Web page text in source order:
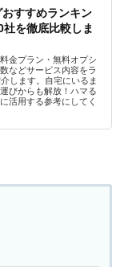
すすめランキン
を徹底比較しま
金プラン・無料オプシ
などサービス内容をラ
します。自宅にいるま
びからも解放！ハマる
活用する参考にしてく